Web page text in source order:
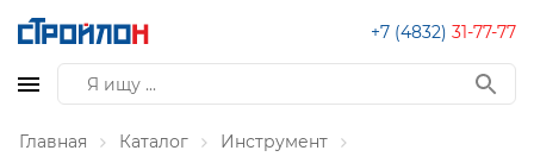
+7 (4832) 31-77-77
Главная Каталог
Инструмент